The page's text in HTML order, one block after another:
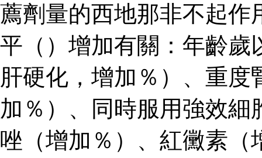
薦劑量的西地那非不起作
平（）增加有關：年齡歲
肝硬化，增加％）、重
加％）、同時服用強效
唑（增加％）、紅黴素（